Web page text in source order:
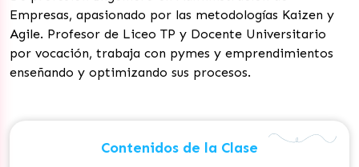
Empresas, apasionado por las metodologías Kaizen y
Agile. Profesor de Liceo TP y Docente Universitario
por vocación, trabaja con pymes y emprendimientos
enseñando y optimizando sus procesos.
Contenidos de la Clase